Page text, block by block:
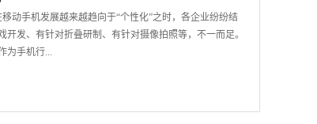
动手机发展越来越趋向于“个性化”之时，各企业纷纷结
发、有针对折叠研制、有针对摄像拍照等，不一而足。
为手机行...